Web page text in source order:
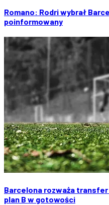
Romano: Rodri wybrał
poinformowany
Barcelona rozważa
plan B w gotowości